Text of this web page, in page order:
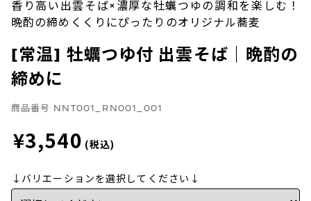
香り高い出雲そば×濃厚な牡蠣つゆの調和を楽しむ！
晩酌の締めくくりにぴったりのオリジナル蕎麦
[常温] 牡蠣つゆ付 出雲そば｜晩酌の
締めに
商品番号 NNT001_RN001_001
¥3,540 (税込)
↓バリエーションを選択してください↓